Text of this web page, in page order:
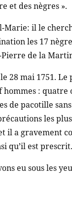
et des nègres ».
il le
les 17
Pierre de la
28 mai 1751.
:
de pacotille
les
il a gravement
qu’il est prescrit.
eu sous les